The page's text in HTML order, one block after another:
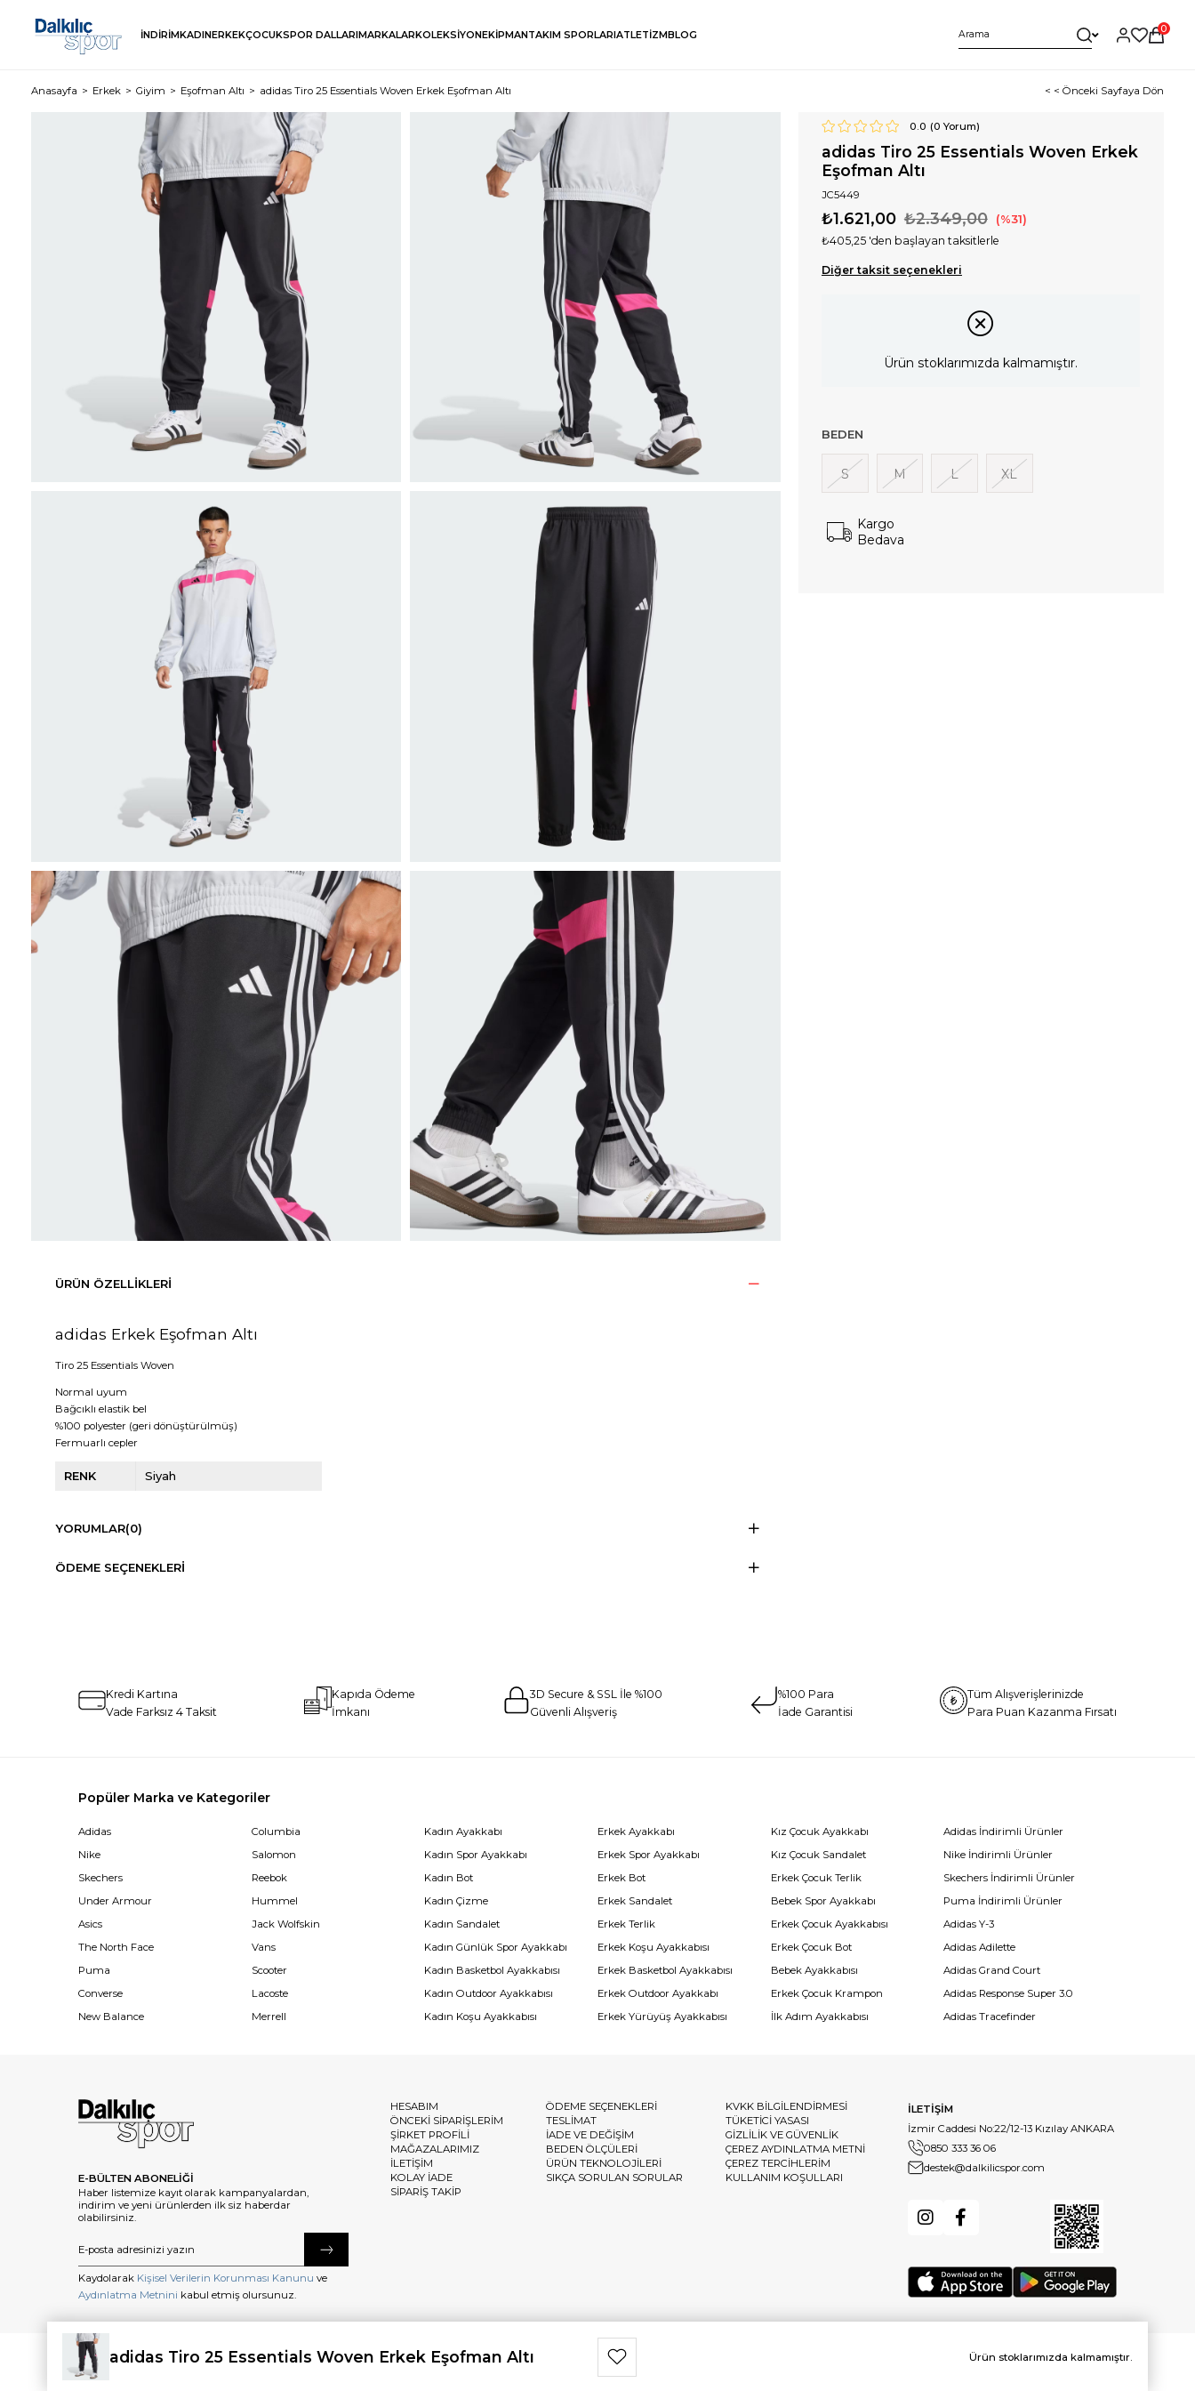
İNDİRİMKADINERKEKÇOCUKSPOR DALLARIMARKALARKOLEKSİYONEKİPMANTAKIM SPORLARIATLETİZMBLOG
0
Anasayfa Erkek Giyim Eşofman Altı adidas Tiro 25 Essentials Woven Erkek Eşofman Altı < < Önceki Sayfaya Dön
0.0 (0 Yorum)
adidas Tiro 25 Essentials Woven Erkek
Eşofman Altı
JC5449
₺2.349,00
₺1.621,00 31
₺405,25 'den başlayan taksitlerle
Diğer taksit seçenekleri
Ürün stoklarımızda kalmamıştır.
BEDEN
S M L XL
Kargo
Bedava
ÜRÜN ÖZELLIKLERI
adidas Erkek Eşofman Altı
Tiro 25 Essentials Woven
Normal uyum
Bağcıklı elastik bel
%100 polyester (geri dönüştürülmüş)
Fermuarlı cepler
RENK Siyah
YORUMLAR(0)
ÖDEME SEÇENEKLERI
Kredi Kartına
Vade Farksız 4 Taksit
Kapıda Ödeme
İmkanı
3D Secure & SSL İle %100
Güvenli Alışveriş
%100 Para
İade Garantisi
Tüm Alışverişlerinizde
Para Puan Kazanma Fırsatı
Popüler Marka ve Kategoriler
Adidas
Nike
Skechers
Under Armour
Asics
The North Face
Puma
Converse
New Balance
Columbia
Salomon
Reebok
Hummel
Jack Wolfskin
Vans
Scooter
Lacoste
Merrell
Kadın Ayakkabı
Kadın Spor Ayakkabı
Kadın Bot
Kadın Çizme
Kadın Sandalet
Kadın Günlük Spor Ayakkabı
Kadın Basketbol Ayakkabısı
Kadın Outdoor Ayakkabısı
Kadın Koşu Ayakkabısı
Erkek Ayakkabı
Erkek Spor Ayakkabı
Erkek Bot
Erkek Sandalet
Erkek Terlik
Erkek Koşu Ayakkabısı
Erkek Basketbol Ayakkabısı
Erkek Outdoor Ayakkabı
Erkek Yürüyüş Ayakkabısı
Kız Çocuk Ayakkabı
Kız Çocuk Sandalet
Erkek Çocuk Terlik
Bebek Spor Ayakkabı
Erkek Çocuk Ayakkabısı
Erkek Çocuk Bot
Bebek Ayakkabısı
Erkek Çocuk Krampon
İlk Adım Ayakkabısı
Adidas İndirimli Ürünler
Nike İndirimli Ürünler
Skechers İndirimli Ürünler
Puma İndirimli Ürünler
Adidas Y-3
Adidas Adilette
Adidas Grand Court
Adidas Response Super 3.0
Adidas Tracefinder
E-BÜLTEN ABONELİĞİ
Haber listemize kayıt olarak kampanyalardan,
indirim ve yeni ürünlerden ilk siz haberdar
olabilirsiniz.
Kaydolarak Kişisel Verilerin Korunması Kanunu ve
Aydınlatma Metnini kabul etmiş olursunuz.
HESABIM
ÖNCEKİ SİPARİŞLERİM
ŞİRKET PROFİLİ
MAĞAZALARIMIZ
İLETİŞİM
KOLAY İADE
SİPARİŞ TAKİP
ÖDEME SEÇENEKLERİ
TESLİMAT
İADE VE DEĞİŞİM
BEDEN ÖLÇÜLERİ
ÜRÜN TEKNOLOJİLERİ
SIKÇA SORULAN SORULAR
KVKK BİLGİLENDİRMESİ
TÜKETİCİ YASASI
GİZLİLİK VE GÜVENLİK
ÇEREZ AYDINLATMA METNİ
ÇEREZ TERCİHLERİM
KULLANIM KOŞULLARI
İLETİŞİM
İzmir Caddesi No:22/12-13 Kızılay ANKARA
0850 333 36 06
destek@dalkilicspor.com
©2025 dalkilicspor.com.tr. Tüm Hakları Saklıdır.
adidas Tiro 25 Essentials Woven Erkek Eşofman Altı Ürün stoklarımızda kalmamıştır.